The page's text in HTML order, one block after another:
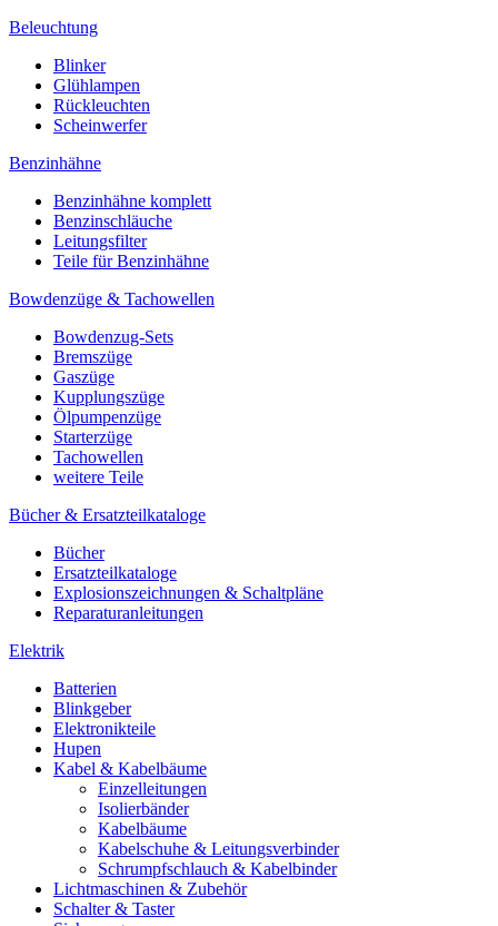
Beleuchtung
Blinker
Glühlampen
Rückleuchten
Scheinwerfer
Benzinhähne
Benzinhähne komplett
Benzinschläuche
Leitungsfilter
Teile für Benzinhähne
Bowdenzüge & Tachowellen
Bowdenzug-Sets
Bremszüge
Gaszüge
Kupplungszüge
Ölpumpenzüge
Starterzüge
Tachowellen
weitere Teile
Bücher & Ersatzteilkataloge
Bücher
Ersatzteilkataloge
Explosionszeichnungen & Schaltpläne
Reparaturanleitungen
Elektrik
Batterien
Blinkgeber
Elektronikteile
Hupen
Kabel & Kabelbäume
Einzelleitungen
Isolierbänder
Kabelbäume
Kabelschuhe & Leitungsverbinder
Schrumpfschlauch & Kabelbinder
Lichtmaschinen & Zubehör
Schalter & Taster